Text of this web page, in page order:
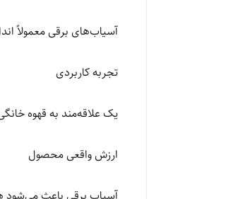
آسیاب‌های برقی معمولاً
تجربه کاربردی
یک علاقه‌مند به قهوه
ارزش واقعی محصول